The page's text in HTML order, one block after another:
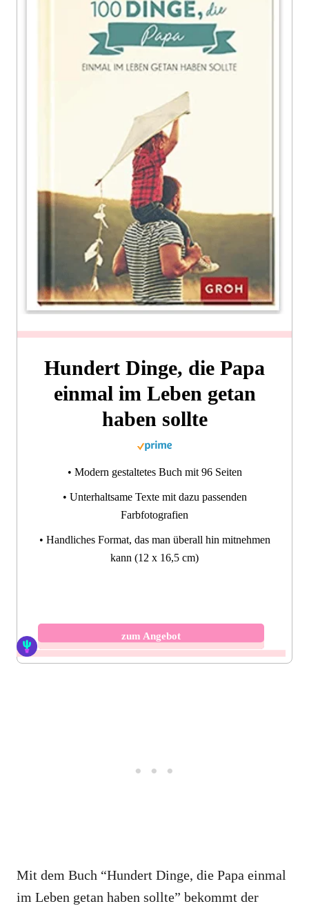
Hundert Dinge, die Papa
einmal im Leben getan
haben sollte
• Modern gestaltetes Buch mit 96 Seiten
• Unterhaltsame Texte mit dazu passenden
Farbfotografien
• Handliches Format, das man überall hin mitnehmen
kann (12 x 16,5 cm)
zum Angebot
Mit dem Buch “Hundert Dinge, die Papa einmal
im Leben getan haben sollte” bekommt der